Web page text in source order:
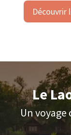
Découvrir
Le
Un